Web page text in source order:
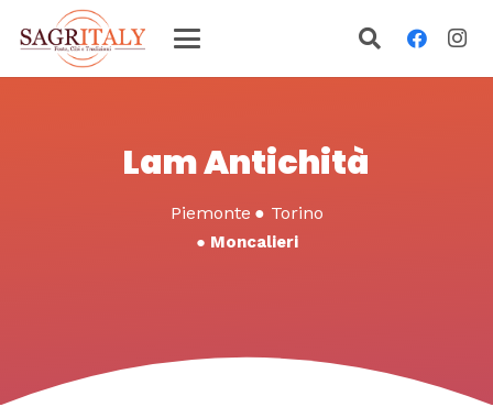
Lam Antichità
Piemonte ● Torino
● Moncalieri